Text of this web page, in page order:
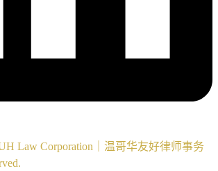
Law Corporation｜温哥华友好律师事务